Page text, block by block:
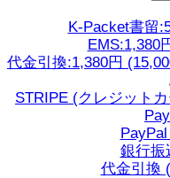
K-Packet書留
EMS:1,380
代金引換:1,380円
STRIPE (クレジット
銀行振
代金引換